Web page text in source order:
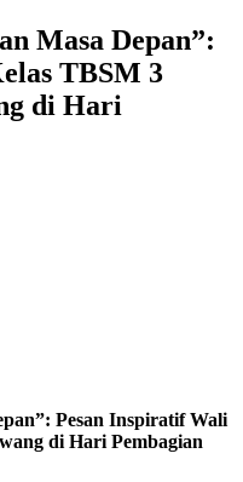
Masa Depan”:
TBSM 3
di Hari
Pesan Inspiratif Wali
di Hari Pembagian